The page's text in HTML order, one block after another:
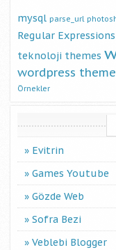
mysql parse_url
Regular Expressions
teknoloji themes
wordpress
Örnekler
Evitrin
Games Youtube
Gözde Web
Sofra Bezi
Veblebi Blogger